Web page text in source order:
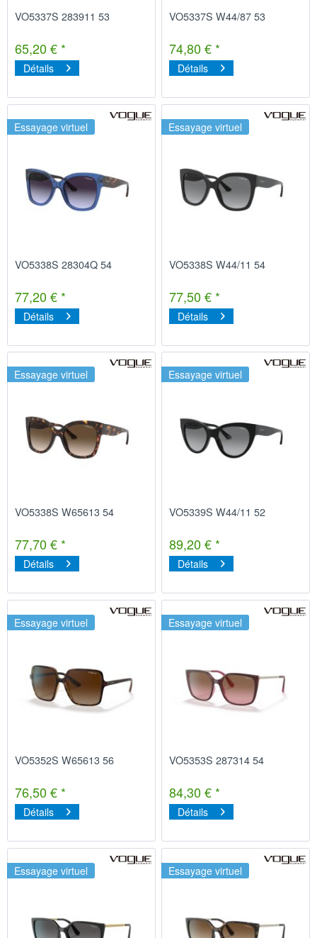
VO5337S 283911 53
65,20 € *
Détails
VO5337S W44/87 53
74,80 € *
Détails
Essayage virtuel
VO5338S 28304Q 54
77,20 € *
Détails
Essayage virtuel
VO5338S W44/11 54
77,50 € *
Détails
Essayage virtuel
VO5338S W65613 54
77,70 € *
Détails
Essayage virtuel
VO5339S W44/11 52
89,20 € *
Détails
Essayage virtuel
VO5352S W65613 56
76,50 € *
Détails
Essayage virtuel
VO5353S 287314 54
84,30 € *
Détails
Essayage virtuel Essayage virtuel